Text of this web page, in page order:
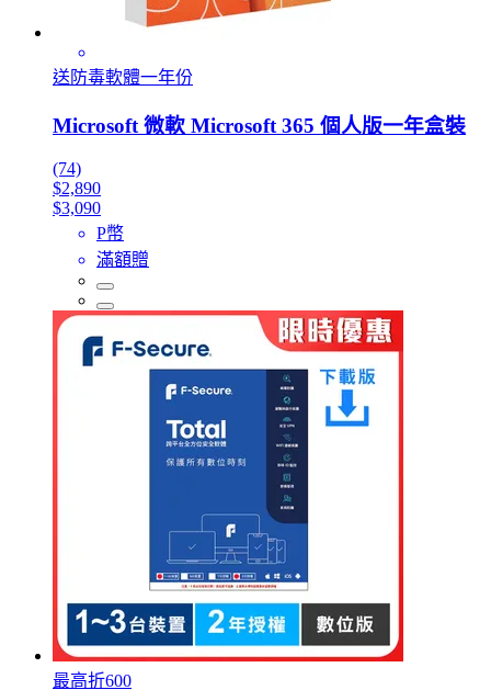
送防毒軟體一年份
Microsoft 微軟 Microsoft 365 個人版一年盒裝
(74)
$2,890
$3,090
P幣
滿額贈
最高折600